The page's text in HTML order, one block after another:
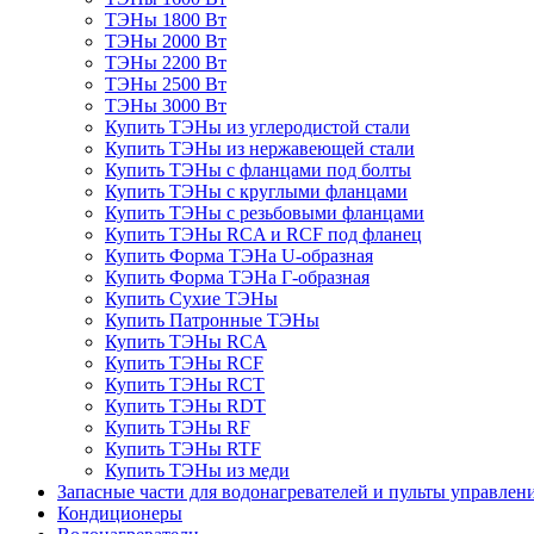
ТЭНы 1800 Вт
ТЭНы 2000 Вт
ТЭНы 2200 Вт
ТЭНы 2500 Вт
ТЭНы 3000 Вт
Купить ТЭНы из углеродистой стали
Купить ТЭНы из нержавеющей стали
Купить ТЭНы с фланцами под болты
Купить ТЭНы с круглыми фланцами
Купить ТЭНы с резьбовыми фланцами
Купить ТЭНы RCA и RCF под фланец
Купить Форма ТЭНа U-образная
Купить Форма ТЭНа Г-образная
Купить Сухие ТЭНы
Купить Патронные ТЭНы
Купить ТЭНы RCA
Купить ТЭНы RCF
Купить ТЭНы RCT
Купить ТЭНы RDT
Купить ТЭНы RF
Купить ТЭНы RTF
Купить ТЭНы из меди
Запасные части для водонагревателей и пульты
Кондиционеры